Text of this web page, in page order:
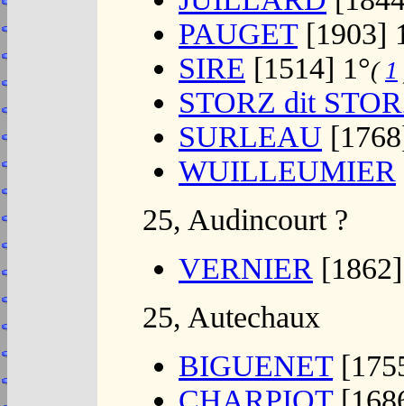
PAUGET[1903]
SIRE [1514] 1°(1
STORZ dit
SURLEAU
WUILLEUMIER
25, Audincourt ?
VERNIER
25, Autechaux
BIGUENET